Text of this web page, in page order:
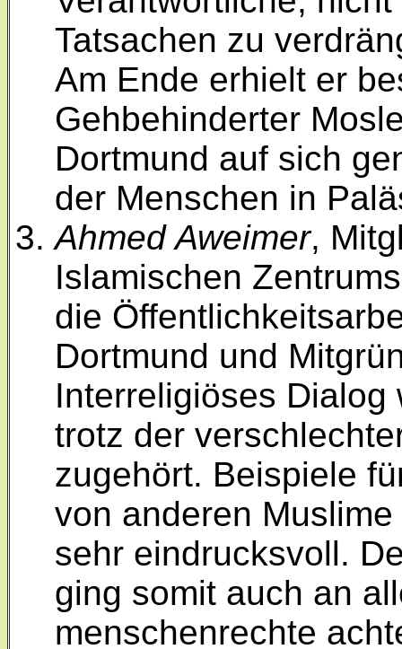
Tatsachen zu
Am Ende erhielt er
Gehbehinderter
Dortmund auf sich
der Menschen in
Ahmed Aweimer,
Islamischen
die
Dortmund und
Interreligiöses Dialog
trotz der
zugehört. Beispiele
von anderen
sehr eindrucksvoll.
ging somit auch an
menschenrechte